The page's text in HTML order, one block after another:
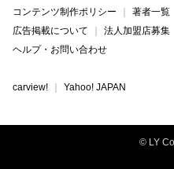
コンテンツ制作ポリシー
著者一覧
広告掲載について
法人加盟店募集
ヘルプ・お問い合わせ
carview! Yahoo! JAPAN
© LY